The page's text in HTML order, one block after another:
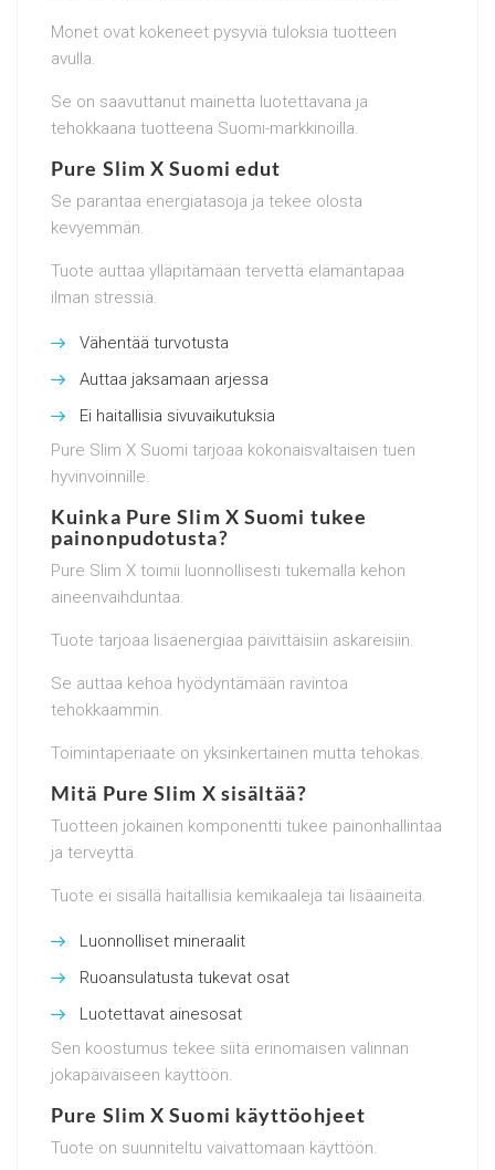
Monet ovat kokeneet pysyviä tuloksia tuotteen
avulla.
Se on saavuttanut mainetta luotettavana ja
tehokkaana tuotteena Suomi-markkinoilla.
Pure Slim X Suomi edut
Se parantaa energiatasoja ja tekee olosta
kevyemmän.
Tuote auttaa ylläpitämään tervettä elämäntapaa
ilman stressiä.
Vähentää turvotusta
Auttaa jaksamaan arjessa
Ei haitallisia sivuvaikutuksia
Pure Slim X Suomi tarjoaa kokonaisvaltaisen tuen
hyvinvoinnille.
Kuinka Pure Slim X Suomi tukee
painonpudotusta?
Pure Slim X toimii luonnollisesti tukemalla kehon
aineenvaihduntaa.
Tuote tarjoaa lisäenergiaa päivittäisiin askareisiin.
Se auttaa kehoa hyödyntämään ravintoa
tehokkaammin.
Toimintaperiaate on yksinkertainen mutta tehokas.
Mitä Pure Slim X sisältää?
Tuotteen jokainen komponentti tukee painonhallintaa
ja terveyttä.
Tuote ei sisällä haitallisia kemikaaleja tai lisäaineita.
Luonnolliset mineraalit
Ruoansulatusta tukevat osat
Luotettavat ainesosat
Sen koostumus tekee siitä erinomaisen valinnan
jokapäiväiseen käyttöön.
Pure Slim X Suomi käyttöohjeet
Tuote on suunniteltu vaivattomaan käyttöön.